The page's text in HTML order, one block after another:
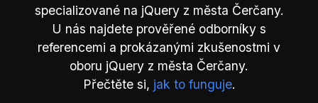
specializované na jQuery z města Čerčany.
U nás najdete prověřené odborníky s
referencemi a prokázanými zkušenostmi v
oboru jQuery z města Čerčany.
Přečtěte si, jak to funguje.